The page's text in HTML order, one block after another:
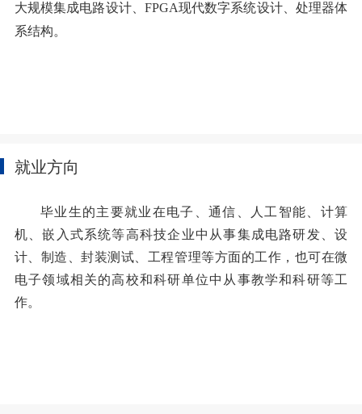
大规模集成电路设计、 FPGA现代数字系统设计、处理器体
系结构。
就业方向
毕业生的主要就业在电子、通信、人工智能、计算
机、嵌入式系统等高科技企业中从事集成电路研发、设
计、制造、封装测试、工程管理等方面的工作，也可在微
电子领域相关的高校和科研单位中从事教学和科研等工
作。